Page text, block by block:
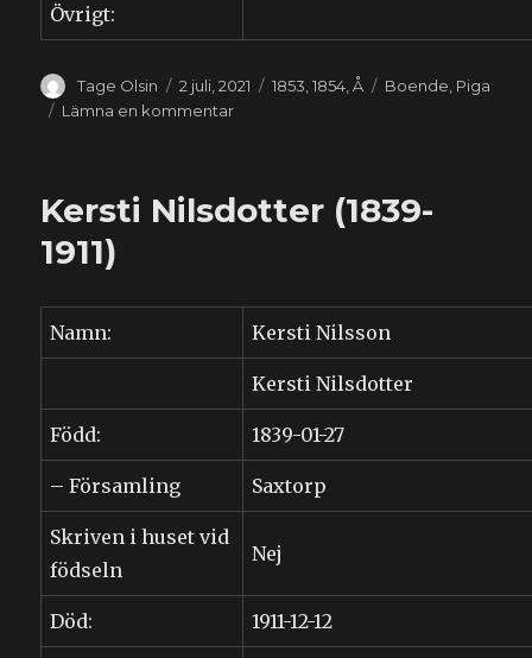
Övrigt:
Författare
Tage Olsin
Publicerat
den
2 juli, 2021 Kategorier
1853 ,1854 ,Å Etiketter
Boende Piga
Lämna en kommentartill
Kersti Nilsdotter (1839-
1911)
Namn: Kersti Nilsson
Kersti Nilsdotter
Född: 1839-01-27
– Församling Saxtorp
Skriven i huset vid
födseln
Nej
Död: 1911-12-12